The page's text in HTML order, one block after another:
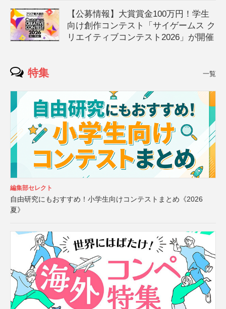
【公募情報】大賞賞金100万円！学生
向け創作コンテスト「サイゲームス ク
リエイティブコンテスト2026」が開催
特集 一覧
編集部セレクト
自由研究にもおすすめ！小学生向けコンテストまとめ《2026
夏》